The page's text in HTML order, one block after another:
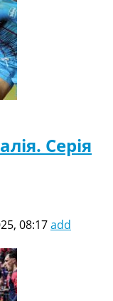
Серія
08:17add